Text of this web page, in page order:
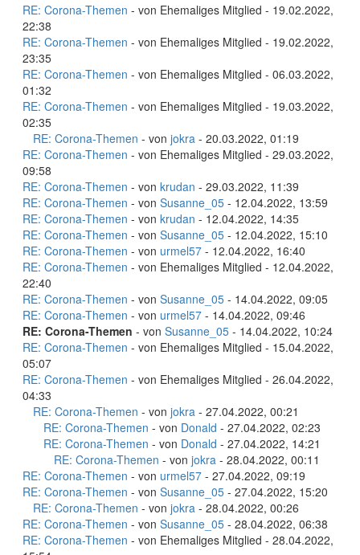
RE: Corona-Themen - von Ehemaliges Mitglied - 19.02.2022,
22:38
RE: Corona-Themen - von Ehemaliges Mitglied - 19.02.2022,
23:35
RE: Corona-Themen - von Ehemaliges Mitglied - 06.03.2022,
01:32
RE: Corona-Themen - von Ehemaliges Mitglied - 19.03.2022,
02:35
RE: Corona-Themen - von jokra - 20.03.2022, 01:19
RE: Corona-Themen - von Ehemaliges Mitglied - 29.03.2022,
09:58
RE: Corona-Themen - von krudan - 29.03.2022, 11:39
RE: Corona-Themen - von Susanne_05 - 12.04.2022, 13:59
RE: Corona-Themen - von krudan - 12.04.2022, 14:35
RE: Corona-Themen - von Susanne_05 - 12.04.2022, 15:10
RE: Corona-Themen - von urmel57 - 12.04.2022, 16:40
RE: Corona-Themen - von Ehemaliges Mitglied - 12.04.2022,
22:40
RE: Corona-Themen - von Susanne_05 - 14.04.2022, 09:05
RE: Corona-Themen - von urmel57 - 14.04.2022, 09:46
RE: Corona-Themen - von Susanne_05 - 14.04.2022, 10:24
RE: Corona-Themen - von Ehemaliges Mitglied - 15.04.2022,
05:07
RE: Corona-Themen - von Ehemaliges Mitglied - 26.04.2022,
04:33
RE: Corona-Themen - von jokra - 27.04.2022, 00:21
RE: Corona-Themen - von Donald - 27.04.2022, 02:23
RE: Corona-Themen - von Donald - 27.04.2022, 14:21
RE: Corona-Themen - von jokra - 28.04.2022, 00:11
RE: Corona-Themen - von urmel57 - 27.04.2022, 09:19
RE: Corona-Themen - von Susanne_05 - 27.04.2022, 15:20
RE: Corona-Themen - von jokra - 28.04.2022, 00:26
RE: Corona-Themen - von Susanne_05 - 28.04.2022, 06:38
RE: Corona-Themen - von Ehemaliges Mitglied - 28.04.2022,